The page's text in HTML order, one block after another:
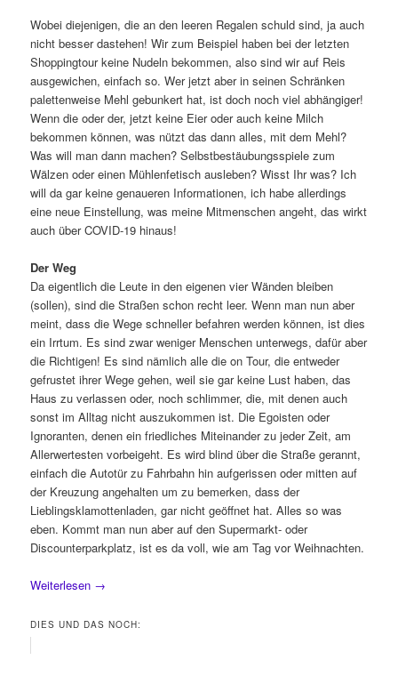
Wobei diejenigen, die an den leeren Regalen schuld sind, ja auch
nicht besser dastehen! Wir zum Beispiel haben bei der letzten
Shoppingtour keine Nudeln bekommen, also sind wir auf Reis
ausgewichen, einfach so. Wer jetzt aber in seinen Schränken
palettenweise Mehl gebunkert hat, ist doch noch viel abhängiger!
Wenn die oder der, jetzt keine Eier oder auch keine Milch
bekommen können, was nützt das dann alles, mit dem Mehl?
Was will man dann machen? Selbstbestäubungsspiele zum
Wälzen oder einen Mühlenfetisch ausleben? Wisst Ihr was? Ich
will da gar keine genaueren Informationen, ich habe allerdings
eine neue Einstellung, was meine Mitmenschen angeht, das wirkt
auch über COVID-19 hinaus!
Der Weg
Da eigentlich die Leute in den eigenen vier Wänden bleiben
(sollen), sind die Straßen schon recht leer. Wenn man nun aber
meint, dass die Wege schneller befahren werden können, ist dies
ein Irrtum. Es sind zwar weniger Menschen unterwegs, dafür aber
die Richtigen! Es sind nämlich alle die on Tour, die entweder
gefrustet ihrer Wege gehen, weil sie gar keine Lust haben, das
Haus zu verlassen oder, noch schlimmer, die, mit denen auch
sonst im Alltag nicht auszukommen ist. Die Egoisten oder
Ignoranten, denen ein friedliches Miteinander zu jeder Zeit, am
Allerwertesten vorbeigeht. Es wird blind über die Straße gerannt,
einfach die Autotür zu Fahrbahn hin aufgerissen oder mitten auf
der Kreuzung angehalten um zu bemerken, dass der
Lieblingsklamottenladen, gar nicht geöffnet hat. Alles so was
eben. Kommt man nun aber auf den Supermarkt- oder
Discounterparkplatz, ist es da voll, wie am Tag vor Weihnachten.
Weiterlesen →
DIES UND DAS NOCH: